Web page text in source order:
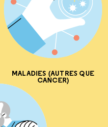
MALADIES (AUTRES QUE
CANCER)